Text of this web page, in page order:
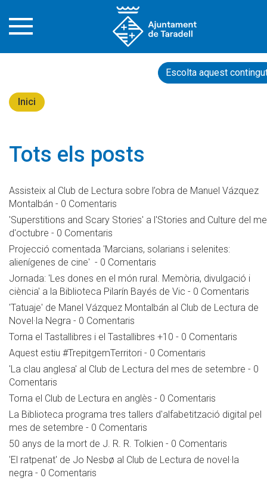
Escolta aquest
Inici
Tots els posts
Assisteix al Club de Lectura sobre l’obra de Manuel Vázquez
Montalbán - 0 Comentaris
'Superstitions and Scary Stories' a l'Stories and Culture del
d'octubre - 0 Comentaris
Projecció comentada 'Marcians, solarians i selenites:
alienígenes de cine' - 0 Comentaris
Jornada: 'Les dones en el món rural. Memòria, divulgació i
ciència' a la Biblioteca Pilarín Bayés de Vic - 0 Comentaris
'Tatuaje' de Manel Vázquez Montalbán al Club de Lectura de
Novel·la Negra - 0 Comentaris
Torna el Tastallibres i el Tastallibres +10 - 0 Comentaris
Aquest estiu #TrepitgemTerritori - 0 Comentaris
'La clau anglesa' al Club de Lectura del mes de setembre - 0
Comentaris
Torna el Club de Lectura en anglès - 0 Comentaris
La Biblioteca programa tres tallers d'alfabetització digital pel
mes de setembre - 0 Comentaris
50 anys de la mort de J. R. R. Tolkien - 0 Comentaris
'El ratpenat' de Jo Nesbø al Club de Lectura de novel·la
negra - 0 Comentaris